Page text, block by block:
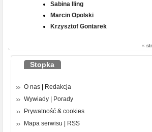
Sabina Iling
Marcin Opolski
Krzysztof Gontarek
«
Stopka
O nas
Redakcja
Wywiady
Porady
Prywatność & cookies
Mapa serwisu
RSS